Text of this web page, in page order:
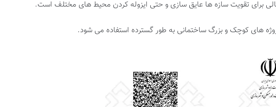
برای تقویت سازه ها عایق سازی و حتی ایزوله کردن محیط های مختلف است.
های کوچک و بزرگ ساختمانی به طور گسترده استفاده می شود.